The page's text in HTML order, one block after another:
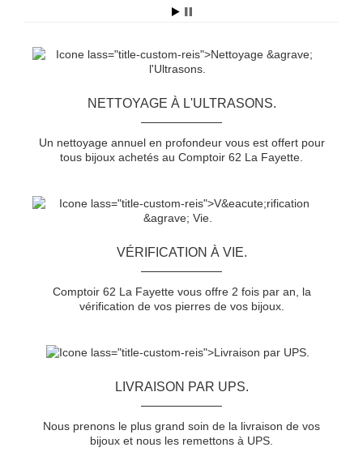
NETTOYAGE À L'ULTRASONS.
Un nettoyage annuel en profondeur vous est offert pour
tous bijoux achetés au Comptoir 62 La Fayette.
VÉRIFICATION À VIE.
Comptoir 62 La Fayette vous offre 2 fois par an, la
vérification de vos pierres de vos bijoux.
LIVRAISON PAR UPS.
Nous prenons le plus grand soin de la livraison de vos
bijoux et nous les remettons à UPS.